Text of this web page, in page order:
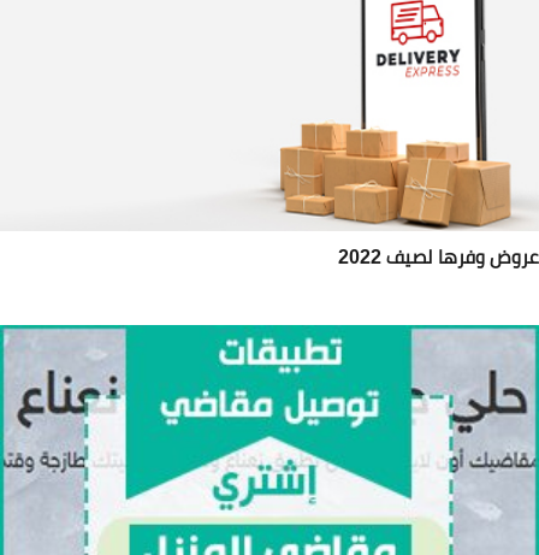
وفرها لصيف 2022